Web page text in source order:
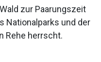
zur Paarungszeit
Nationalparks und der
Rehe herrscht.